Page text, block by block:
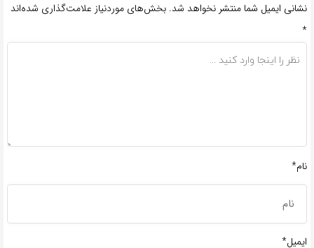
نشانی ایمیل شما منتشر نخواهد شد. بخش‌های موردنیاز علامت‌گذاری شده‌اند
*
نام*
ایمیل*